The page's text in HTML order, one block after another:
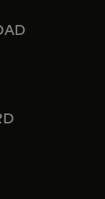
nueva
pestaña nueva